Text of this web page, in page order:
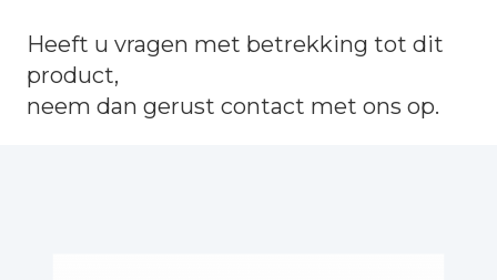
Heeft u vragen met betrekking tot dit
product,
neem dan gerust contact met ons op.